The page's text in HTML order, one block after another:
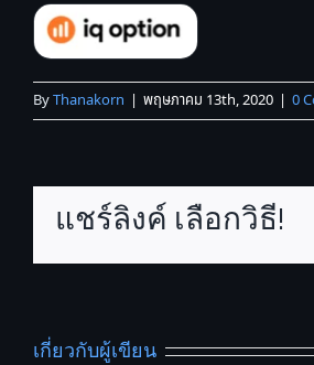
ByThanakorn | พฤษภาคม 13th, 2020 | 0
แชร์ลิงค์ เลือกวิธี!
เกี่ยวกับผู้เขียน